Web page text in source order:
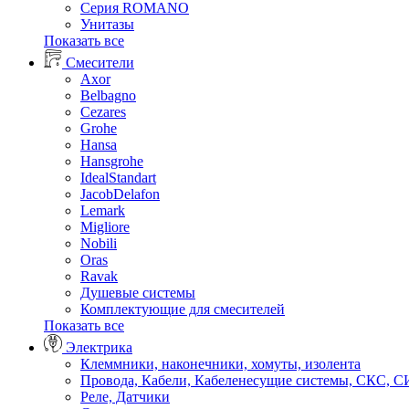
Серия ROMANO
Унитазы
Показать все
Смесители
Axor
Belbagno
Cezares
Grohe
Hansa
Hansgrohe
IdealStandart
JacobDelafon
Lemark
Migliore
Nobili
Oras
Ravak
Душевые системы
Комплектующие для смесителей
Показать все
Электрика
Клеммники, наконечники, хомуты, изолента
Провода, Кабели, Кабеленесущие системы, СКС,
Реле, Датчики